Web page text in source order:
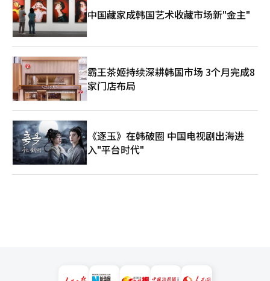
中国藏家成韩国艺术收藏市场新"金主"
霸王茶姬持续深耕韩国市场 3个月完成8
家门店布局
《逐玉》在韩破圈 中国电视剧出海进
入"平台时代"